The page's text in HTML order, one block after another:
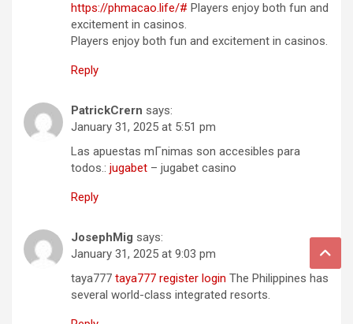
https://phmacao.life/# Players enjoy both fun and
excitement in casinos.
Players enjoy both fun and excitement in casinos.
Reply
PatrickCrern says:
January 31, 2025 at 5:51 pm
Las apuestas mГ­nimas son accesibles para
todos.: jugabet – jugabet casino
Reply
JosephMig says:
January 31, 2025 at 9:03 pm
taya777 taya777 register login The Philippines has
several world-class integrated resorts.